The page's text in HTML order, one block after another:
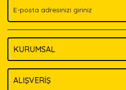
Bu ürüne benzer farklı alternatifler
KURUMSAL
ALIŞVERİŞ